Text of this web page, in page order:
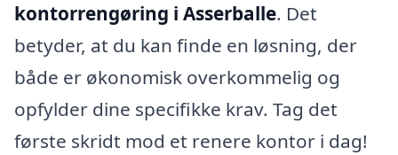
kontorrengøring i Asserballe. Det
betyder, at du kan finde en løsning, der
både er økonomisk overkommelig og
opfylder dine specifikke krav. Tag det
første skridt mod et renere kontor i dag!